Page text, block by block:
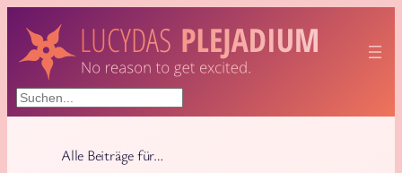
Inhalt
springen
Suchen
Alle Beiträge für…